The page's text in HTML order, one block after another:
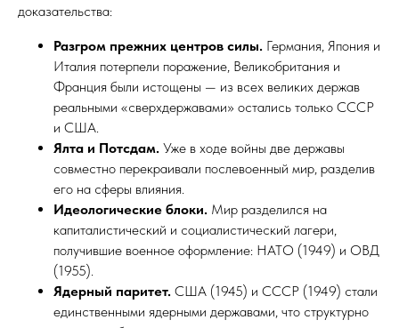
доказательства:
Разгром прежних центров силы. Германия, Япония и
Италия потерпели поражение, Великобритания и
Франция были истощены — из всех великих держав
реальными «сверхдержавами» остались только СССР
и США.
Ялта и Потсдам. Уже в ходе войны две державы
совместно перекраивали послевоенный мир, разделив
его на сферы влияния.​
Идеологические блоки. Мир разделился на
капиталистический и социалистический лагери,
получившие военное оформление: НАТО (1949) и ОВД
(1955).
Ядерный паритет. США (1945) и СССР (1949) стали
единственными ядерными державами, что структурно